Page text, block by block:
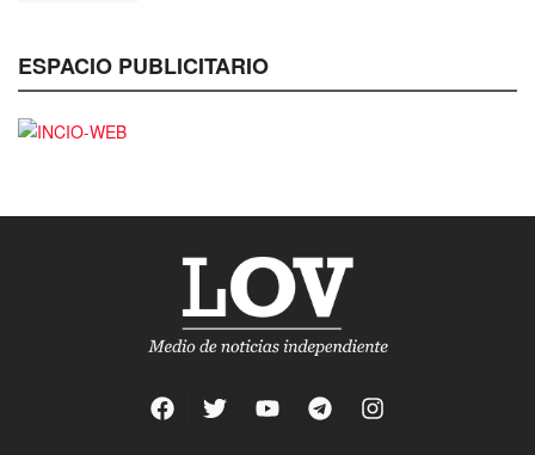
ESPACIO PUBLICITARIO